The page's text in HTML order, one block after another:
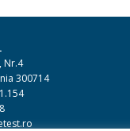
Nr.4
300714